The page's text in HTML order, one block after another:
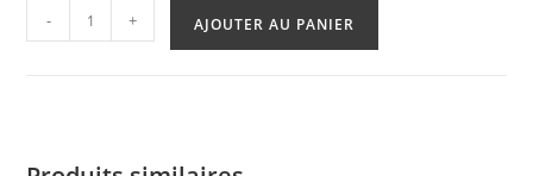
quantité
de
- + AJOUTER AU PANIER